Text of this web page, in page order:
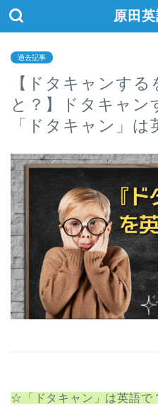
原田
過去記事
【ドタキャンする
と？】ドタキャン
「ドタキャン」は
☆「ドタキャン」は英語で